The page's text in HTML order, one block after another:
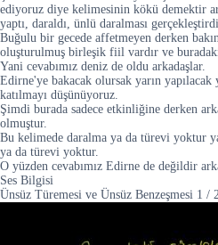
ediyoruz diye kelimesinin kökü demektir
yaptı, daraldı, ünlü daralması
Buğulu bir gecede affetmeyen derken
oluşturulmuş birleşik fiil vardır ve
Yani cevabımız deniz de oldu arkadaşlar.
Edirne'ye bakacak olursak yarın
katılmayı düşünüyoruz.
Şimdi burada sadece etkinliğine derken
olmuştur.
Bu kelimede daralma ya da türevi yoktur
ya da türevi yoktur.
O yüzden cevabımız Edirne de değildir
Ses Bilgisi
Ünsüz Türemesi ve Ünsüz Benzeşmesi 1 /